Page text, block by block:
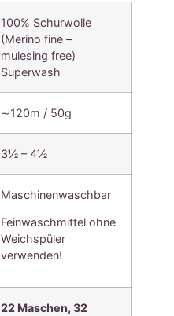
100% Schurwolle
(Merino fine –
mulesing free)
Superwash
∼120m / 50g
3½ – 4½
Maschinenwaschbar
Feinwaschmittel ohne
Weichspüler
verwenden!
22 Maschen,32